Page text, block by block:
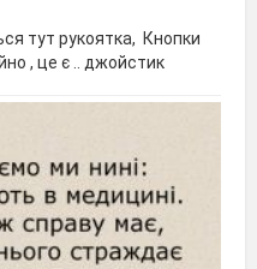
тут рукоятка, Кнопки
, це є .. джойстик